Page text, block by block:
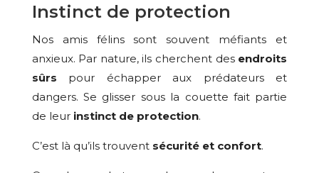
Instinct de protection
Nos amis félins sont souvent méfiants et
anxieux. Par nature, ils cherchent des endroits
sûrs pour échapper aux prédateurs et
dangers. Se glisser sous la couette fait partie
de leur instinct de protection.
C’est là qu’ils trouvent sécurité et confort.